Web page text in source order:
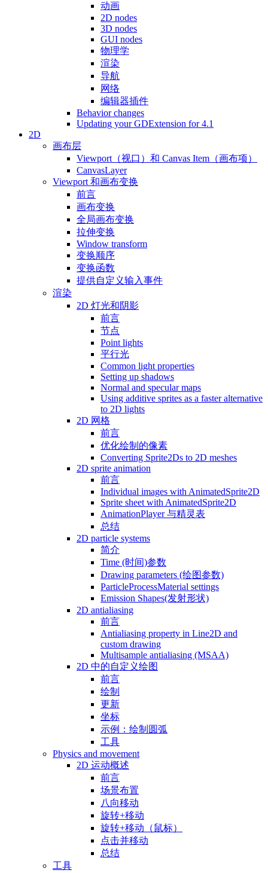
动画
2D nodes
3D nodes
GUI nodes
物理学
渲染
导航
网络
编辑器插件
Behavior changes
Updating your GDExtension for 4.1
2D
画布层
Viewport（视口）和 Canvas Item（画布项）
CanvasLayer
Viewport 和画布变换
前言
画布变换
全局画布变换
拉伸变换
Window transform
变换顺序
变换函数
提供自定义输入事件
渲染
2D 灯光和阴影
前言
节点
Point lights
平行光
Common light properties
Setting up shadows
Normal and specular maps
Using additive sprites as a faster alternative
to 2D lights
2D 网格
前言
优化绘制的像素
Converting Sprite2Ds to 2D meshes
2D sprite animation
前言
Individual images with AnimatedSprite2D
Sprite sheet with AnimatedSprite2D
AnimationPlayer 与精灵表
总结
2D particle systems
简介
Time (时间)参数
Drawing parameters (绘图参数)
ParticleProcessMaterial settings
Emission Shapes(发射形状)
2D antialiasing
前言
Antialiasing property in Line2D and
custom drawing
Multisample antialiasing (MSAA)
2D 中的自定义绘图
前言
绘制
更新
坐标
示例：绘制圆弧
工具
Physics and movement
2D 运动概述
前言
场景布置
八向移动
旋转+移动
旋转+移动（鼠标）
点击并移动
总结
工具